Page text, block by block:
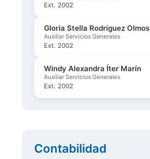
Ext. 2002
Gloria Stella Rodríguez Olmos
Auxiliar Servicios Generales
Ext. 2002
Windy Alexandra Íter Marín
Auxiliar Servicios Generales
Ext. 2002
Contabilidad